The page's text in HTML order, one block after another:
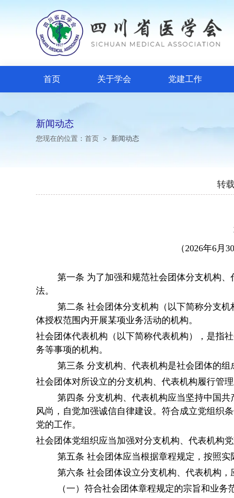
首页 关于学会 党建工作
新闻动态
您现在的位置： 首页 > 新闻动态
转
（2026年6月
第一条 为了加强和规范社会团体分支机构
法。
第二条 社会团体分支机构（以下简称分支
体授权范围内开展某项业务活动的机构。
社会团体代表机构（以下简称代表机构），是指
务等事项的机构。
第三条 分支机构、代表机构是社会团体的组
社会团体对所设立的分支机构、代表机构履行管理
第四条 分支机构、代表机构应当坚持中国
风尚，自觉加强诚信自律建设。符合成立党组织
党的工作。
社会团体党组织应当加强对分支机构、代表机构党
第五条 社会团体应当根据章程规定，按照实
第六条 社会团体设立分支机构、代表机构，
（一）符合社会团体章程规定的宗旨和业务